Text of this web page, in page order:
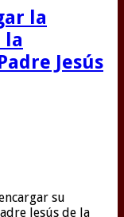
la
la
Jesús
su
Jesús de la